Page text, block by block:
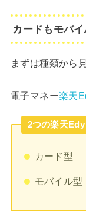
カードもモバ
まずは種類から
電子マネー楽天
2つの楽天Edy
カード型
モバイル型